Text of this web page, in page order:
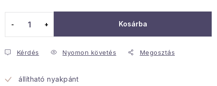
Hogyan kell panaszkodni / visszaadni az áruka
Érintkezés
Rólunk
Kosárba
Kérdés Nyomon követés Megosztás
állítható nyakpánt